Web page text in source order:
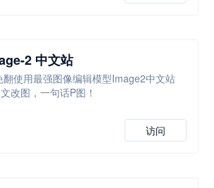
2 中文站
翻使用最强图像编辑模型Image2中文站
改图，一句话P图！
访问